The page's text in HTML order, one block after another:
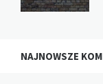
NAJNOWSZE